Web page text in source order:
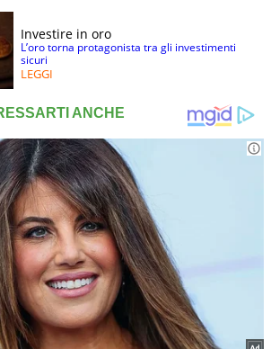
Investire in oro
L’oro torna protagonista tra gli investimenti
sicuri
LEGGI